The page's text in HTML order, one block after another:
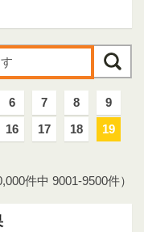
6 7 8
9
16 17 18
19
件中 9001-9500件）